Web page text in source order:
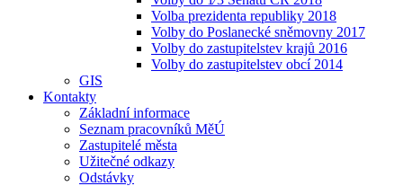
Volba prezidenta republiky 2018
Volby do Poslanecké sněmovny 2017
Volby do zastupitelstev krajů 2016
Volby do zastupitelstev obcí 2014
GIS
Kontakty
Základní informace
Seznam pracovníků MěÚ
Zastupitelé města
Užitečné odkazy
Odstávky